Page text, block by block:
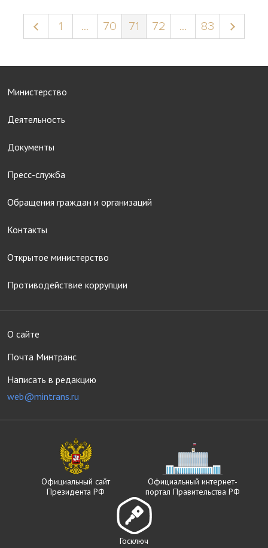
1 ... 70 71 72 ... 83
Министерство
Деятельность
Документы
Пресс-служба
Обращения граждан и организаций
Контакты
Открытое министерство
Противодействие коррупции
О сайте
Почта Минтранс
Написать в редакцию
web@mintrans.ru
Официальный сайт
Президента РФ
Официальный интернет-
портал Правительства РФ
Госключ